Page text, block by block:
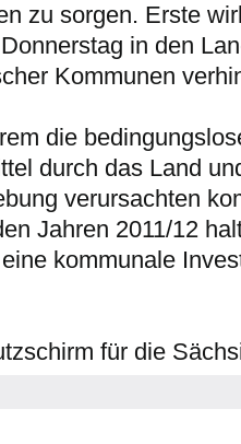
zu sorgen. Erste
in den
Kommunen
die
durch das Land
verursachten
Jahren 2011/12
kommunale
für die